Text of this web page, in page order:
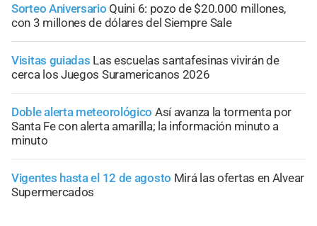
Sorteo Aniversario Quini 6: pozo de $20.000 millones,
con 3 millones de dólares del Siempre Sale
Visitas guiadas Las escuelas santafesinas vivirán de
cerca los Juegos Suramericanos 2026
Doble alerta meteorológico Así avanza la tormenta por
Santa Fe con alerta amarilla; la información minuto a
minuto
Vigentes hasta el 12 de agosto Mirá las ofertas en Alvear
Supermercados